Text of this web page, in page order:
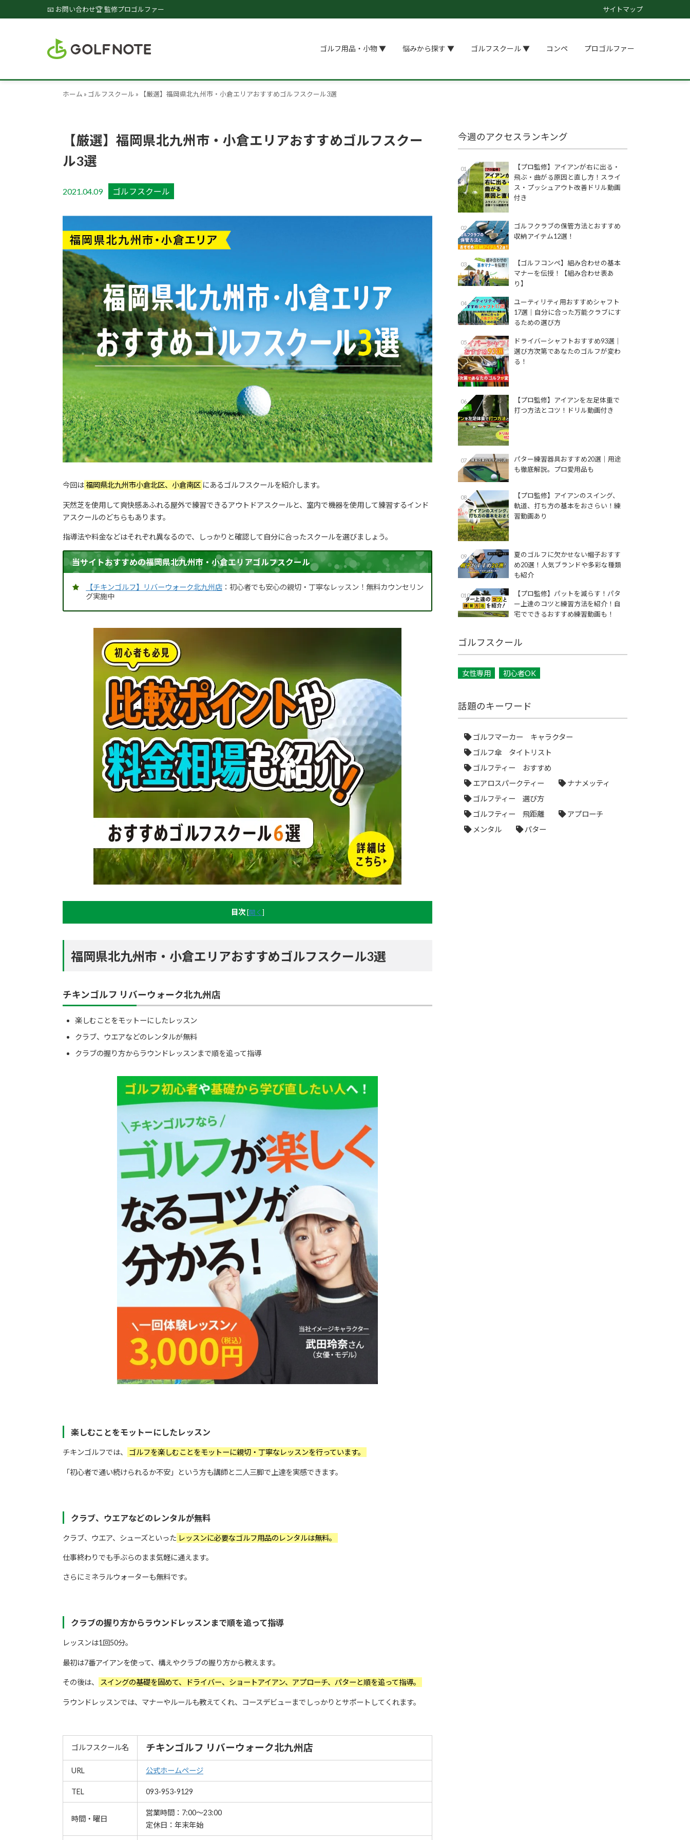
📧 お問い合わせ🏆 監修プロゴルファー サイトマップ
ゴルフ用品・小物 ▼ 悩みから探す ▼ ゴルフスクール ▼ コンペ プロゴルファー
ホーム » ゴルフスクール » 【厳選】福岡県北九州市・小倉エリアおすすめゴルフスクール3選
【厳選】福岡県北九州市・小倉エリアおすすめゴルフスクー
ル3選
2021.04.09 ゴルフスクール
今回は福岡県北九州市小倉北区、小倉南区 にあるゴルフスクールを紹介します。
天然芝を使用して爽快感あふれる屋外で練習できるアウトドアスクールと、室内で機器を使用して練習するインド
アスクールのどちらもあります。
指導法や料金などはそれぞれ異なるので、しっかりと確認して自分に合ったスクールを選びましょう。
当サイトおすすめの福岡県北九州市・小倉エリアゴルフスクール
【チキンゴルフ】リバーウォーク北九州店 ：初心者でも安心の親切・丁寧なレッスン！無料カウンセリン
グ実施中
目次 [開く ]
福岡県北九州市・小倉エリアおすすめゴルフスクール3選
チキンゴルフ リバーウォーク北九州店
楽しむことをモットーにしたレッスン
クラブ、ウエアなどのレンタルが無料
クラブの握り方からラウンドレッスンまで順を追って指導
楽しむことをモットーにしたレッスン
チキンゴルフでは、 ゴルフを楽しむことをモットーに親切・丁寧なレッスンを行っています。
「初心者で通い続けられるか不安」という方も講師と二人三脚で上達を実感できます。
クラブ、ウエアなどのレンタルが無料
クラブ、ウエア、シューズといった レッスンに必要なゴルフ用品のレンタルは無料。
仕事終わりでも手ぶらのまま気軽に通えます。
さらにミネラルウォーターも無料です。
クラブの握り方からラウンドレッスンまで順を追って指導
レッスンは1回50分。
最初は7番アイアンを使って、構えやクラブの握り方から教えます。
その後は、 スイングの基礎を固めて、ドライバー、ショートアイアン、アプローチ、パターと順を追って指導。
ラウンドレッスンでは、マナーやルールも教えてくれ、コースデビューまでしっかりとサポートしてくれます。
ゴルフスクール名 チキンゴルフ リバーウォーク北九州店
URL 公式ホームページ
TEL 093-953-9129
時間・曜日
営業時間：7:00～23:00
定休日：年末年始
今週のアクセスランキング
01
【プロ監修】アイアンが右に出る・
飛ぶ・曲がる原因と直し方！スライ
ス・プッシュアウト改善ドリル動画
付き
02
ゴルフクラブの保管方法とおすすめ
収納アイテム12選！
03
【ゴルフコンペ】組み合わせの基本
マナーを伝授！【組み合わせ表あ
り】
04
ユーティリティ用おすすめシャフト
17選│自分に合った万能クラブにす
るための選び方
05
ドライバーシャフトおすすめ93選│
選び方次第であなたのゴルフが変わ
る！
06
【プロ監修】アイアンを左足体重で
打つ方法とコツ！ドリル動画付き
07
パター練習器具おすすめ20選｜用途
も徹底解説。プロ愛用品も
08
【プロ監修】アイアンのスイング、
軌道、打ち方の基本をおさらい！練
習動画あり
09
夏のゴルフに欠かせない帽子おすす
め20選！人気ブランドや多彩な種類
も紹介
010
【プロ監修】パットを減らす！パタ
ー上達のコツと練習方法を紹介！自
宅でできるおすすめ練習動画も！
ゴルフスクール
女性専用 初心者OK
話題のキーワード
ゴルフマーカー キャラクター
ゴルフ傘 タイトリスト
ゴルフティー おすすめ
エアロスパークティー
ナナメッティ
ゴルフティー 選び方
ゴルフティー 飛距離
アプローチ
メンタル
パター